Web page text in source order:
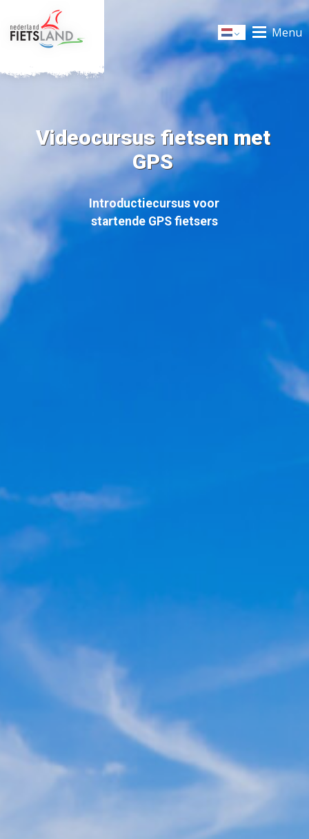
Dutch Menu
Videocursus fietsen met
GPS
Introductiecursus voor
startende GPS fietsers